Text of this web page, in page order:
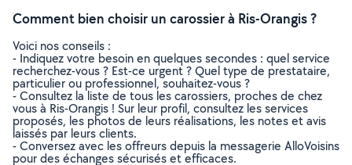
Comment bien choisir un carossier à Ris-Orangis ?
Voici nos conseils :
- Indiquez votre besoin en quelques secondes : quel service
recherchez-vous ? Est-ce urgent ? Quel type de prestataire,
particulier ou professionnel, souhaitez-vous ?
- Consultez la liste de tous les carossiers, proches de chez
vous à Ris-Orangis ! Sur leur profil, consultez les services
proposés, les photos de leurs réalisations, les notes et avis
laissés par leurs clients.
- Conversez avec les offreurs depuis la messagerie AlloVoisins
pour des échanges sécurisés et efficaces.